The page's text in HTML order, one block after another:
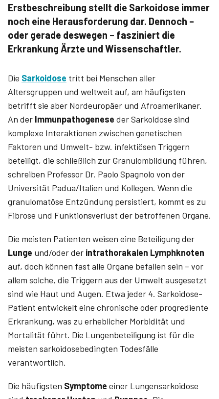
Erstbeschreibung stellt die Sarkoidose immer
noch eine Herausforderung dar. Dennoch –
oder gerade deswegen – fasziniert die
Erkrankung Ärzte und Wissenschaftler.
Die Sarkoidose tritt bei Menschen aller
Altersgruppen und weltweit auf, am häufigsten
betrifft sie aber Nordeuropäer und Afroamerikaner.
An der Immunpathogenese der Sarkoidose sind
komplexe Interaktionen zwischen genetischen
Faktoren und Umwelt- bzw. infektiösen Triggern
beteiligt, die schließlich zur Granulombildung führen,
schreiben Professor Dr. Paolo Spagnolo von der
Universität Padua/Italien und Kollegen. Wenn die
granulomatöse Entzündung persistiert, kommt es zu
Fibrose und Funktionsverlust der betroffenen Organe.
Die meisten Patienten weisen eine Beteiligung der
Lunge und/oder der intrathorakalen Lymphknoten
auf, doch können fast alle Organe befallen sein – vor
allem solche, die Triggern aus der Umwelt ausgesetzt
sind wie Haut und Augen. Etwa jeder 4. Sarkoidose-
Patient entwickelt eine chronische oder progrediente
Erkrankung, was zu erheblicher Morbidität und
Mortalität führt. Die Lungenbeteiligung ist für die
meis­ten sarkoidosebedingten Todesfälle
verantwortlich.
Die häufigsten Symptome einer Lungensarkoidose